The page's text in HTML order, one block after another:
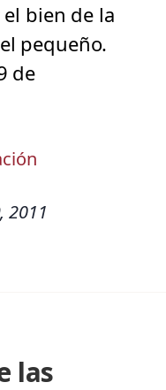
bien de la
pequeño.
de
2011
las